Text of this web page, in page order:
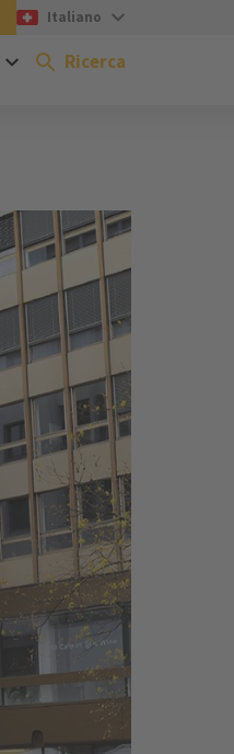
Italiano
Ricerca